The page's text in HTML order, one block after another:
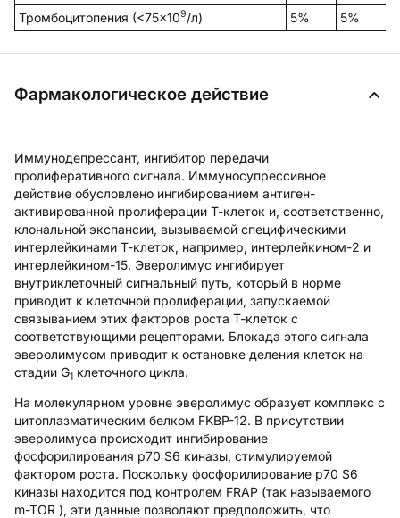
Тромбоцитопения (<75×109/л) 5% 5%
Фармакологическое действие
Иммунодепрессант, ингибитор передачи
пролиферативного сигнала. Иммуносупрессивное
действие обусловлено ингибированием антиген-
активированной пролиферации Т-клеток и, соответственно,
клональной экспансии, вызываемой специфическими
интерлейкинами Т-клеток, например, интерлейкином-2 и
интерлейкином-15. Эверолимус ингибирует
внутриклеточный сигнальный путь, который в норме
приводит к клеточной пролиферации, запускаемой
связыванием этих факторов роста Т-клеток с
соответствующими рецепторами. Блокада этого сигнала
эверолимусом приводит к остановке деления клеток на
стадии G1 клеточного цикла.
На молекулярном уровне эверолимус образует комплекс с
цитоплазматическим белком FKBP-12. В присутствии
эверолимуса происходит ингибирование
фосфорилирования р70 S6 киназы, стимулируемой
фактором роста. Поскольку фосфорилирование р70 S6
киназы находится под контролем FRAP (так называемого
m-TOR ), эти данные позволяют предположить, что